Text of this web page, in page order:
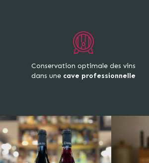
Conservation optimale des vins
dans une cave professionnelle